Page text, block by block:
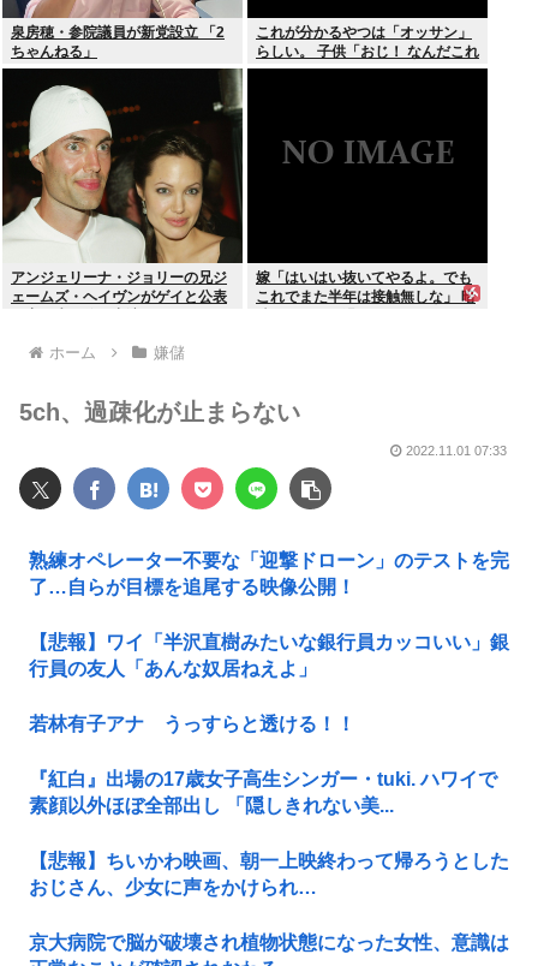
泉房穂・参院議員が新党設立 「2
ちゃんねる」
これが分かるやつは「オッサン」
らしい。 子供「おじ！ なんだこれ
は！」
アンジェリーナ・ジョリーの兄ジ
ェームズ・ヘイヴンがゲイと公表
嫁「はいはい抜いてやるよ。でも
これでまた半年は接触無しな」 暗
ホーム 嫌儲
5ch、過疎化が止まらない
2022.11.01 07:33
熟練オペレーター不要な「迎撃ドローン」のテストを完
了…自らが目標を追尾する映像公開！
【悲報】ワイ「半沢直樹みたいな銀行員カッコいい」銀
行員の友人「あんな奴居ねえよ」
若林有子アナ うっすらと透ける！！
『紅白』出場の17歳女子高生シンガー・tuki. ハワイで
素顔以外ほぼ全部出し 「隠しきれない美...
【悲報】ちいかわ映画、朝一上映終わって帰ろうとした
おじさん、少女に声をかけられ…
京大病院で脳が破壊され植物状態になった女性、意識は